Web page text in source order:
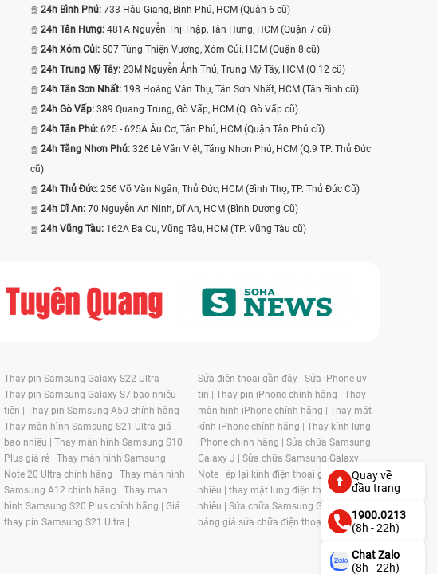
24h Bình Phú: 733 Hậu Giang, Bình Phú, HCM (Quận 6 cũ)
24h Tân Hưng: 481A Nguyễn Thị Thập, Tân Hưng, HCM (Quận 7 cũ)
24h Xóm Củi: 507 Tùng Thiện Vương, Xóm Củi, HCM (Quận 8 cũ)
24h Trung Mỹ Tây: 23M Nguyễn Ảnh Thủ, Trung Mỹ Tây, HCM (Q.12 cũ)
24h Tân Sơn Nhất: 198 Hoàng Văn Thụ, Tân Sơn Nhất, HCM (Tân Bình cũ)
24h Gò Vấp: 389 Quang Trung, Gò Vấp, HCM (Q. Gò Vấp cũ)
24h Tân Phú: 625 - 625A Âu Cơ, Tân Phú, HCM (Quận Tân Phú cũ)
24h Tăng Nhơn Phú: 326 Lê Văn Việt, Tăng Nhơn Phú, HCM (Q.9 TP. Thủ Đức
cũ)
24h Thủ Đức: 256 Võ Văn Ngân, Thủ Đức, HCM (Bình Thọ, TP. Thủ Đức Cũ)
24h Dĩ An: 70 Nguyễn An Ninh, Dĩ An, HCM (Bình Dương Cũ)
24h Vũng Tàu: 162A Ba Cu, Vũng Tàu, HCM (TP. Vũng Tàu cũ)
Thay pin Samsung Galaxy S22 Ultra |
Thay pin Samsung Galaxy S7 bao nhiêu
tiền | Thay pin Samsung A50 chính hãng |
Thay màn hình Samsung S21 Ultra giá
bao nhiêu | Thay màn hình Samsung S10
Plus giá rẻ | Thay màn hình Samsung
Note 20 Ultra chính hãng | Thay màn hình
Samsung A12 chính hãng | Thay màn
hình Samsung S20 Plus chính hãng | Giá
thay pin Samsung S21 Ultra |
Sửa điện thoại gần đây | Sửa iPhone uy
tín | Thay pin iPhone chính hãng | Thay
màn hình iPhone chính hãng | Thay mặt
kính iPhone chính hãng | Thay kính lưng
iPhone chính hãng | Sửa chữa Samsung
Galaxy J | Sửa chữa Samsung Galaxy
Note | ép lại kính điện thoại giá bao
nhiêu | thay mặt lưng điện thoại giá bao
nhiêu | Sửa chữa Samsung Galaxy S |
bảng giá sửa chữa điện thoại samsung |
Quay về
đầu trang
1900.0213
(8h - 22h)
Chat Zalo
(8h - 22h)